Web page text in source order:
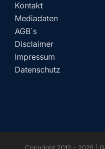
Kontakt
Mediadaten
AGB´s
Disclaimer
Impressum
Datenschutz